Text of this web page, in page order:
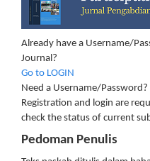
Already have a Username/
Journal?
Go to LOGIN
Need a Username/Password?
Registration and login are
check the status of current
Pedoman Penulis